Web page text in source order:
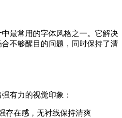
最常用的字体风格之一。它解决
不够醒目的问题，同时保持了清
有力的视觉印象：
存在感，无衬线保持清爽